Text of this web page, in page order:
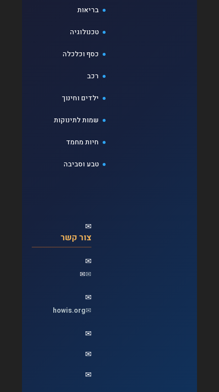
בריאות
טכנולוגיה
כסף וכלכלה
רכב
ילדים וחינוך
שמות לתינוקות
חיות מחמד
טבע וסביבה
✉
צור קשר
✉
✉
✉
✉
✉
howis.org
✉
✉
✉